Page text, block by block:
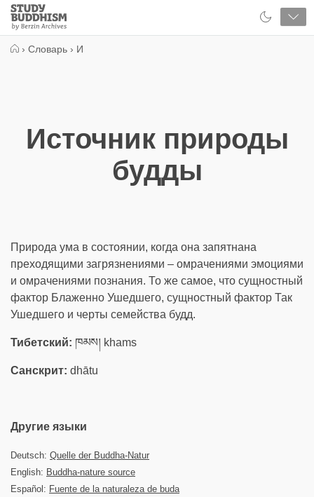
Close
Study
Buddhism
› Словарь › И
Источник природы
будды
Природа ума в состоянии, когда она запятнана
преходящими загрязнениями – омрачениями эмоциями
и омрачениями познания. То же самое, что сущностный
фактор Блаженно Ушедшего, сущностный фактор Так
Ушедшего и черты семейства будд.
Тибетский: ཁམས། khams
Санскрит: dhātu
Другие языки
Deutsch: Quelle der Buddha-Natur
English: Buddha-nature source
Español: Fuente de la naturaleza de buda